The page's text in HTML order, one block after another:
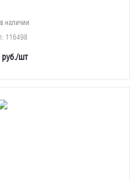
наличии
: 116498
руб./шт